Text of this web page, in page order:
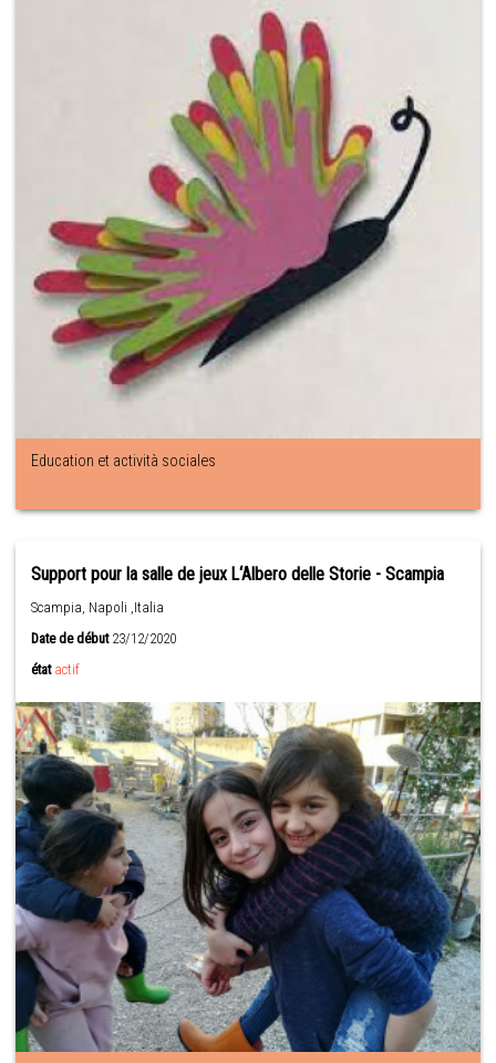
Education et actività sociales
Support pour la salle de jeux L‘Albero delle Storie - Scampia
Scampia, Napoli ,Italia
Date de début23/12/2020
état actif